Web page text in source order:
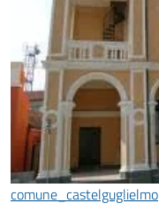
comune_castelguglielmo